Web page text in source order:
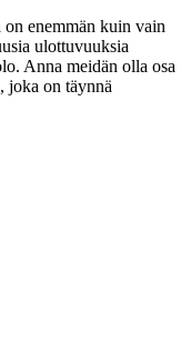
enemmän kuin vain
ulottuvuuksia
Anna meidän olla osa
joka on täynnä